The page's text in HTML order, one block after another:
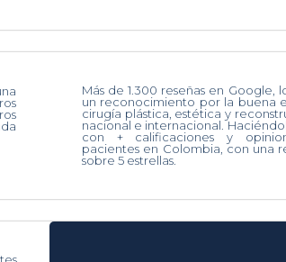
Más de 1.300 reseñas en Google,
un reconocimiento por la buena
cirugía plástica, estética y
nacional e internacional.
con + calificaciones y
pacientes en Colombia, con una
sobre 5 estrellas.